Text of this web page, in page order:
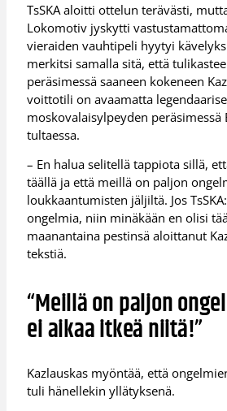
TsSKA aloitti ottelun terävästi,
Lokomotiv jyskytti
vieraiden vauhtipeli hyytyi
merkitsi samalla sitä, että
peräsimessä saaneen kokeneen
voittotili on avaamatta
moskovalaisylpeyden peräsimessä
tultaessa.
– En halua selitellä tappiota sillä,
täällä ja että meillä on paljon
loukkaantumisten jäljiltä. Jos
ongelmia, niin minäkään en olisi
maanantaina pestinsä aloittanut
tekstiä.
“Meillä on paljon
ei aikaa itkeä niitä!”
Kazlauskas myöntää, että
tuli hänellekin yllätyksenä.